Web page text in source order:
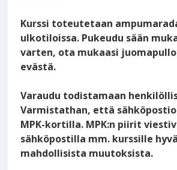
Kurssi toteutetaan
ulkotiloissa. Pukeudu sään
varten, ota mukaasi
evästä.
Varaudu todistamaan
Varmistathan, että
MPK-kortilla. MPK:n piirit
sähköpostilla mm. kurssille
mahdollisista muutoksista.